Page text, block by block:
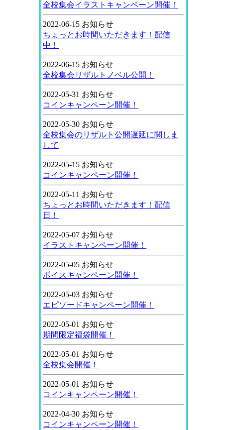
全校集会イラストキャンペーン開催！
2022-06-15 お知らせ
ちょっとお時間いただきます！配信
中！
2022-06-15 お知らせ
全校集会リザルトノベル公開！
2022-05-31 お知らせ
コインキャンペーン開催！
2022-05-30 お知らせ
全校集会のリザルト公開遅延に関しま
して
2022-05-15 お知らせ
コインキャンペーン開催！
2022-05-11 お知らせ
ちょっとお時間いただきます！配信
日！
2022-05-07 お知らせ
イラストキャンペーン開催！
2022-05-05 お知らせ
ボイスキャンペーン開催！
2022-05-03 お知らせ
エピソードキャンペーン開催！
2022-05-01 お知らせ
期間限定福袋開催！
2022-05-01 お知らせ
全校集会開催！
2022-05-01 お知らせ
コインキャンペーン開催！
2022-04-30 お知らせ
コインキャンペーン開催！